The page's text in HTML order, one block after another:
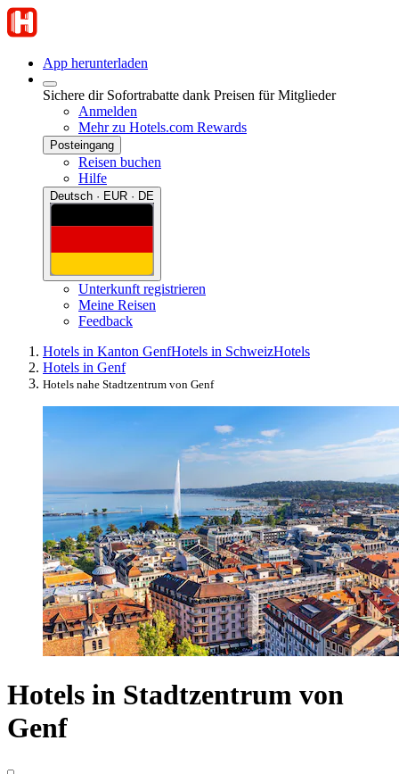
App herunterladen
Sichere dir Sofortrabatte dank Preisen für Mitglieder
Anmelden
Mehr zu Hotels.com Rewards
Posteingang
Reisen buchen
Hilfe
Deutsch · EUR · DE
Unterkunft registrieren
Meine Reisen
Feedback
Hotels in Kanton GenfHotels in SchweizHotels
Hotels in Genf
Hotels nahe Stadtzentrum von Genf
Hotels in Stadtzentrum von
Genf